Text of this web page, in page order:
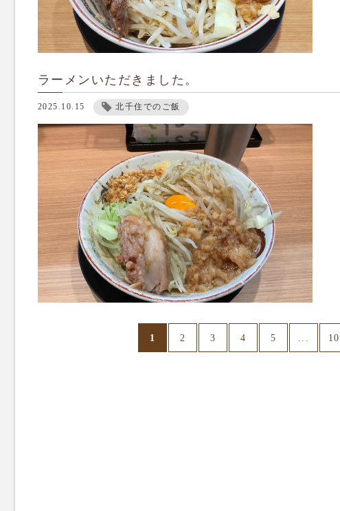
ラーメンいただきました。
2025.10.15 北千住でのご飯
1 2 3 4 5 10